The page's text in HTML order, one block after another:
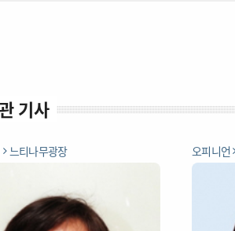
기사
느티나무광장 오피니언